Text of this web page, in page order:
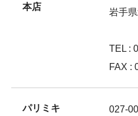
本店
岩手
TEL :
FAX :
パリミキ
027-